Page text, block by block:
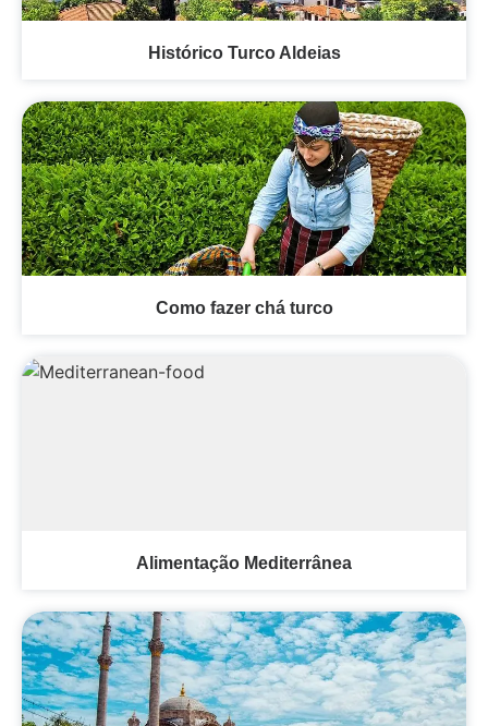
Histórico Turco Aldeias
Como fazer chá turco
Alimentação Mediterrânea